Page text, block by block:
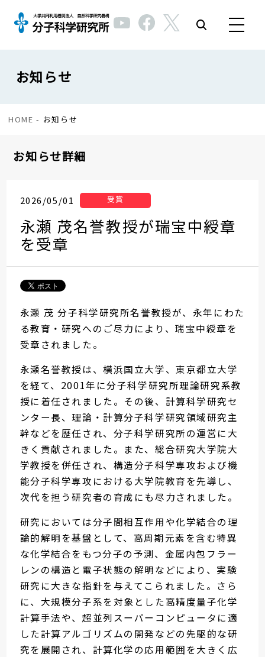
お知らせ
HOME - お知らせ
お知らせ詳細
2026/05/01 受賞
永瀬 茂名誉教授が瑞宝中綬章
を受章
永瀬 茂 分子科学研究所名誉教授が、永年にわた
る教育・研究へのご尽力により、瑞宝中綬章を
受章されました。
永瀬名誉教授は、横浜国立大学、東京都立大学
を経て、2001年に分子科学研究所理論研究系教
授に着任されました。その後、計算科学研究セ
ンター長、理論・計算分子科学研究領域研究主
幹などを歴任され、分子科学研究所の運営に大
きく貢献されました。また、総合研究大学院大
学教授を併任され、構造分子科学専攻および機
能分子科学専攻における大学院教育を先導し、
次代を担う研究者の育成にも尽力されました。
研究においては分子間相互作用や化学結合の理
論的解明を基盤として、高周期元素を含む特異
な化学結合をもつ分子の予測、金属内包フラー
レンの構造と電子状態の解明などにより、実験
研究に大きな指針を与えてこられました。さら
に、大規模分子系を対象とした高精度量子化学
計算手法や、超並列スーパーコンピュータに適
した計算アルゴリズムの開発などの先駆的な研
究を展開され、計算化学の応用範囲を大きく広